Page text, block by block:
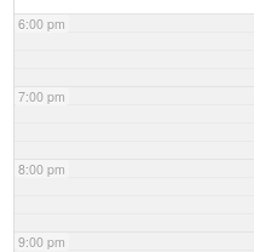
6:00 pm
7:00 pm
8:00 pm
9:00 pm